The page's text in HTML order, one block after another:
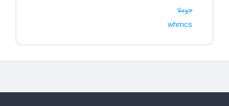
جوملا
whmcs